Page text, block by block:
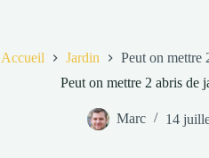
Accueil Jardin
Peut on mettre
Peut on mettre 2 abris de
Marc 14